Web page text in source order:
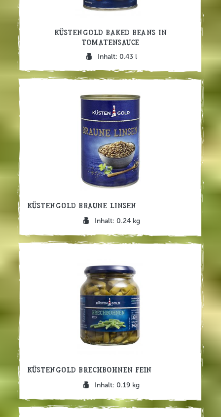
Küstengold Baked Beans in
Tomatensauce
Inhalt: 0.43 l
Küstengold Braune Linsen
Inhalt: 0.24 kg
Küstengold Brechbohnen fein
Inhalt: 0.19 kg